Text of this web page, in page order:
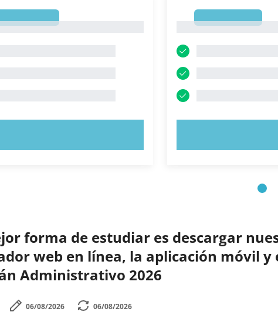
forma de estudiar es descargar
web en línea, la aplicación móvil y
Administrativo 2026
06/08/2026 06/08/2026